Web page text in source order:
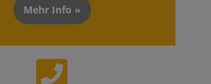
Mehr Info »